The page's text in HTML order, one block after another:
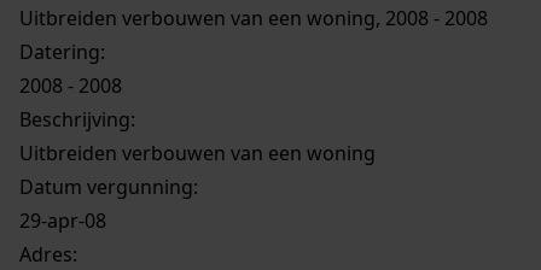
Uitbreiden verbouwen van een woning, 2008 - 2008
Datering:
2008 - 2008
Beschrijving:
Uitbreiden verbouwen van een woning
Datum vergunning:
29-apr-08
Adres: